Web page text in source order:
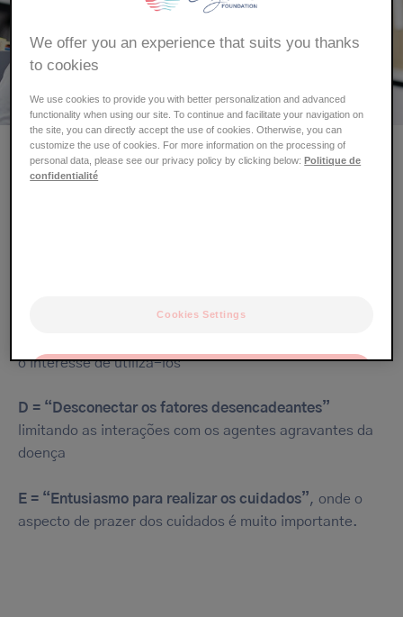
Para gerir melhor os sintomas do eczema, seguir a
regra do ABCDE
o interesse de utilizá-los
D = “Desconectar os fatores desencadeantes”
limitando as interações com os agentes agravantes da
doença
E = “Entusiasmo para realizar os cuidados”, onde o
aspecto de prazer dos cuidados é muito importante.
We offer you an experience that suits you thanks
to cookies
We use cookies to provide you with better personalization and advanced
functionality when using our site. To continue and facilitate your navigation on
the site, you can directly accept the use of cookies. Otherwise, you can
customize the use of cookies. For more information on the processing of
personal data, please see our privacy policy by clicking below:Politique de
confidentialité
Cookies Settings
Only the essentials